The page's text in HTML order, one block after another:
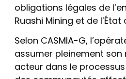
obligations légales de
Ruashi Mining et de
Selon CASMIA-G,
assumer pleinement son
acteur dans le